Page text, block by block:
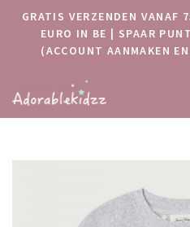
GRATIS VERZENDEN VANAF
EURO IN BE | SPAAR
(ACCOUNT AANMAKEN